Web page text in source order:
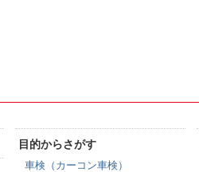
目的からさがす
車検（カーコン車検）